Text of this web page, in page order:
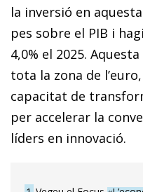
la inversió en
pes sobre el PIB i
4,0% el 2025.
tota la zona de
capacitat de
per accelerar la
líders en innovació.